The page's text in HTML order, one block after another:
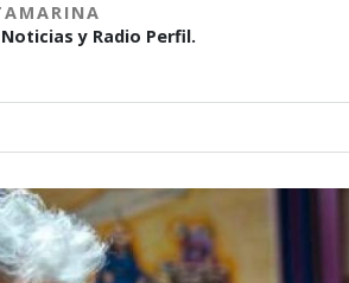
y Radio Perfil.